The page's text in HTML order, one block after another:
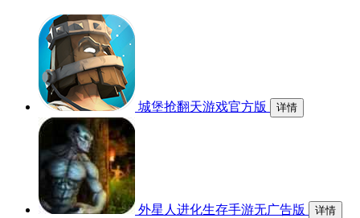
城堡抢翻天游戏官方版 详情
外星人进化生存手游无广告版 详情